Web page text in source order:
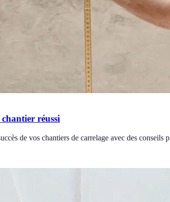
réussi
de vos chantiers de carrelage avec des conseils